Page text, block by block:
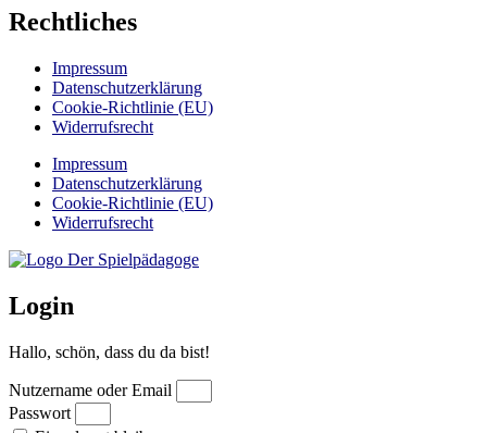
Rechtliches
Impressum
Datenschutzerklärung
Cookie-Richtlinie (EU)
Widerrufsrecht
Impressum
Datenschutzerklärung
Cookie-Richtlinie (EU)
Widerrufsrecht
Login
Hallo, schön, dass du da bist!
Nutzername oder Email
Passwort